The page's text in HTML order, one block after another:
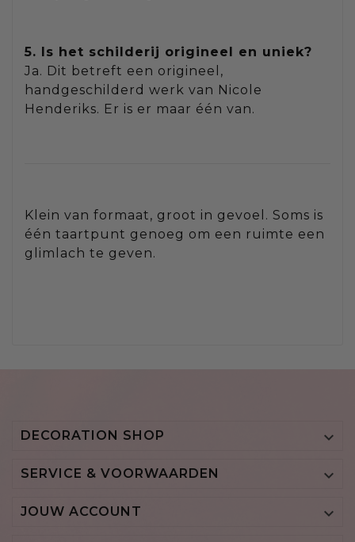
5. Is het schilderij origineel en uniek?
Ja. Dit betreft een origineel,
handgeschilderd werk van Nicole
Henderiks. Er is er maar één van.
Klein van formaat, groot in gevoel. Soms is
één taartpunt genoeg om een ruimte een
glimlach te geven.
DECORATION SHOP 
SERVICE & VOORWAARDEN 
JOUW ACCOUNT 